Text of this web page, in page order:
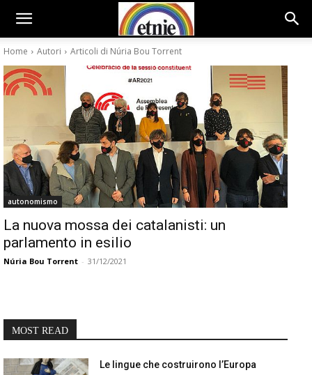
Home Autori Articoli di Núria Bou Torrent
autonomismo
La nuova mossa dei catalanisti: un
parlamento in esilio
Núria Bou Torrent - 31/12/2021
MOST READ
Le lingue che costruirono l’Europa